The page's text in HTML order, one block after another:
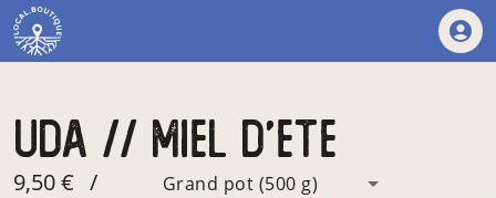
uda // miel d’ete
9,50 € / Grand pot (500 g)